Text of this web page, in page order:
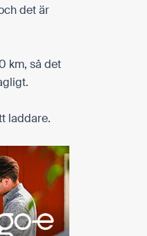
det är
km, så det
laddare.